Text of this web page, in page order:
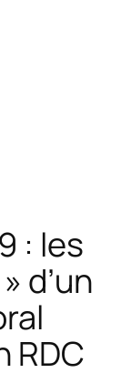
: les
d’un
RDC